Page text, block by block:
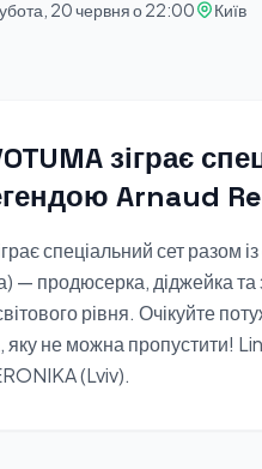
20 червня о 22:00 Київ
зіграє
Arnaud
спеціальний сет
— продюсерка, діджейка та
рівня. Очікуйте
яку не можна пропустити!
(Lviv).